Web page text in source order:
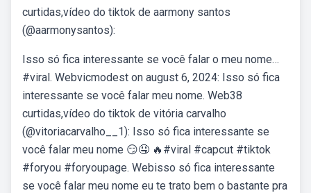
curtidas,vídeo do tiktok de aarmony santos
(@aarmonysantos):
Isso só fica interessante se você falar o meu nome…
#viral. Webvicmodest on august 6, 2024: Isso só fica
interessante se você falar meu nome. Web38
curtidas,vídeo do tiktok de vitória carvalho
(@vitoriacarvalho__1): Isso só fica interessante se
você falar meu nome 😏🤤 ️‍🔥#viral #capcut #tiktok
#foryou #foryoupage. Webisso só fica interessante
se você falar meu nome eu te trato bem o bastante pra